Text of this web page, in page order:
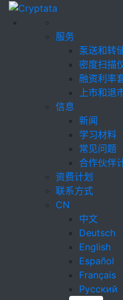
服务
泵送和转
密度扫描
融资利率
上市和退
信息
新闻
学习材料
常见问题
合作伙伴
资费计划
联系方式
CN
中文
Deutsch
English
Español
Français
Русский